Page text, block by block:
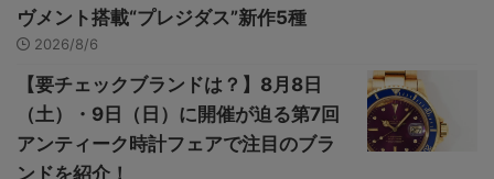
ヴメント搭載“プレジダス”新作5種
2026/8/6
【要チェックブランドは？】8月8日
（土）・9日（日）に開催が迫る第7回
アンティーク時計フェアで注目のブラ
ンドを紹介！